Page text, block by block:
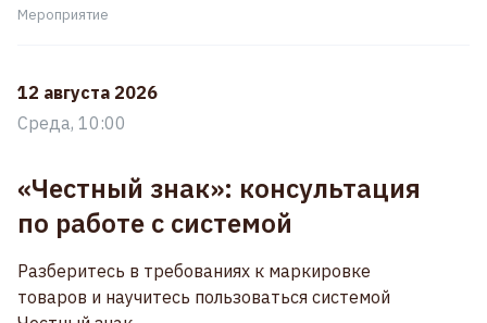
Мероприятие
12 августа 2026
Среда, 10:00
«Честный знак»: консультация
по работе с системой
Разберитесь в требованиях к маркировке
товаров и научитесь пользоваться системой